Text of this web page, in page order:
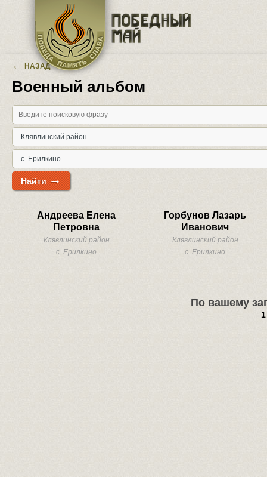
Перейти к основному содержанию
← НАЗАД
Военный альбом
Найти→
Андреева Елена
Петровна
Клявлинский район
с. Ерилкино
Горбунов Лазарь
Иванович
Клявлинский район
с. Ерилкино
По вашему
1